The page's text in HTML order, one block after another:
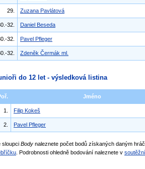
29. Zuzana Pavlátová
32. Daniel Beseda
32. Pavel Pfleger
32. Zdeněk Čermák ml.
do 12 let - výsledková listina
Jméno
1. Filip Kokeš
2. Pavel Pfleger
sloupci Body naleznete počet bodů získaných daným
. Podrobnosti ohledně bodování naleznete v